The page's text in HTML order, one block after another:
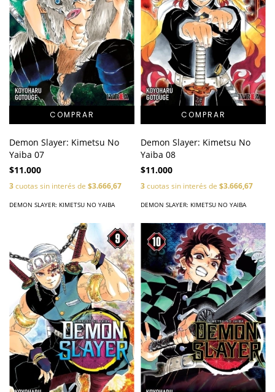
Demon Slayer: Kimetsu No
Yaiba 07
$11.000
3cuotas sin interés de $3.666,67
DEMON SLAYER: KIMETSU NO YAIBA
Demon Slayer: Kimetsu No
Yaiba 08
$11.000
3cuotas sin interés de $3.666,67
DEMON SLAYER: KIMETSU NO YAIBA